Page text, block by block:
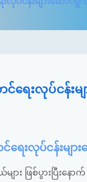
ရေးလုပ်ငန်းမ
ေးလုပ်ငန်းများ
ား ဖြစ်ပွားပြီးနေ